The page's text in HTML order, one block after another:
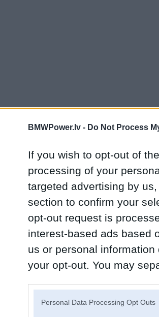
BMWPower.lv - Do Not Process
If you wish to opt-out of
processing of your
targeted advertising by
section to confirm your
opt-out request is
interest-based ads based
us or personal
your opt-out. You may
Personal Data Processing Opt Outs